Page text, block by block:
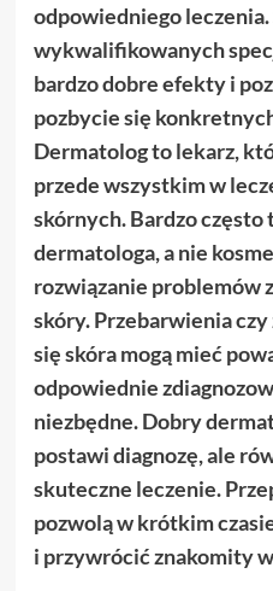
odpowiedniego
wykwalifikowanych
bardzo dobre efekty i
pozbycie się
Dermatolog to lekarz,
przede wszystkim w
skórnych. Bardzo często
dermatologa, a nie
rozwiązanie problemów
skóry. Przebarwienia
się skóra mogą mieć
odpowiednie
niezbędne. Dobry
postawi diagnozę, ale
skuteczne leczenie.
pozwolą w krótkim
i przywrócić znakomity